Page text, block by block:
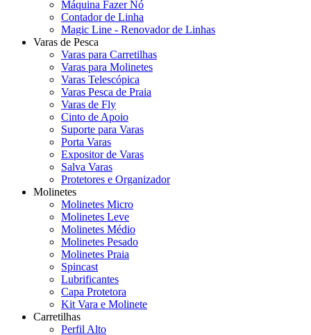
Máquina Fazer Nó
Contador de Linha
Magic Line - Renovador de Linhas
Varas de Pesca
Varas para Carretilhas
Varas para Molinetes
Varas Telescópica
Varas Pesca de Praia
Varas de Fly
Cinto de Apoio
Suporte para Varas
Porta Varas
Expositor de Varas
Salva Varas
Protetores e Organizador
Molinetes
Molinetes Micro
Molinetes Leve
Molinetes Médio
Molinetes Pesado
Molinetes Praia
Spincast
Lubrificantes
Capa Protetora
Kit Vara e Molinete
Carretilhas
Perfil Alto